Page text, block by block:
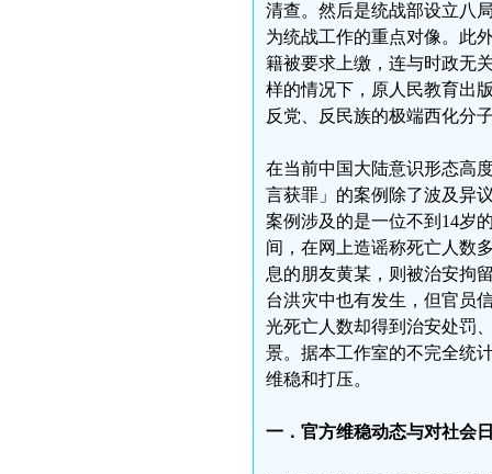
清查。然后是统战部设立八
为统战工作的重点对像。此
籍被要求上缴，连与时政无
样的情况下，原人民教育出
反党、反民族的极端西化分
在当前中国大陆意识形态高
言获罪」的案例除了波及异
案例涉及的是一位不到14岁
间，在网上造谣称死亡人数
息的朋友黄某，则被治安拘
台洪灾中也有发生，但官员
光死亡人数却得到治安处罚
景。据本工作室的不完全统
维稳和打压。
一．官方维稳动态与对社会